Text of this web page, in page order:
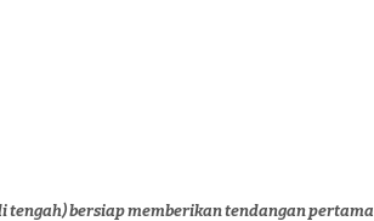
tengah) bersiap memberikan tendangan